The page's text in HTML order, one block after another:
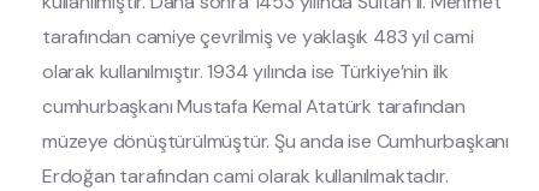
tarafından camiye çevrilmiş ve yaklaşık 483 yıl cami
olarak kullanılmıştır. 1934 yılında ise Türkiye’nin ilk
cumhurbaşkanı Mustafa Kemal Atatürk tarafından
müzeye dönüştürülmüştür. Şu anda ise Cumhurbaşkanı
Erdoğan tarafından cami olarak kullanılmaktadır.